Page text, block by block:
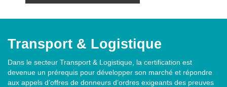
Transport & Logistique
Dans le secteur Transport & Logistique, la certification est
devenue un prérequis pour développer son marché et répondre
aux appels d’offres de donneurs d’ordres exigeants des preuves